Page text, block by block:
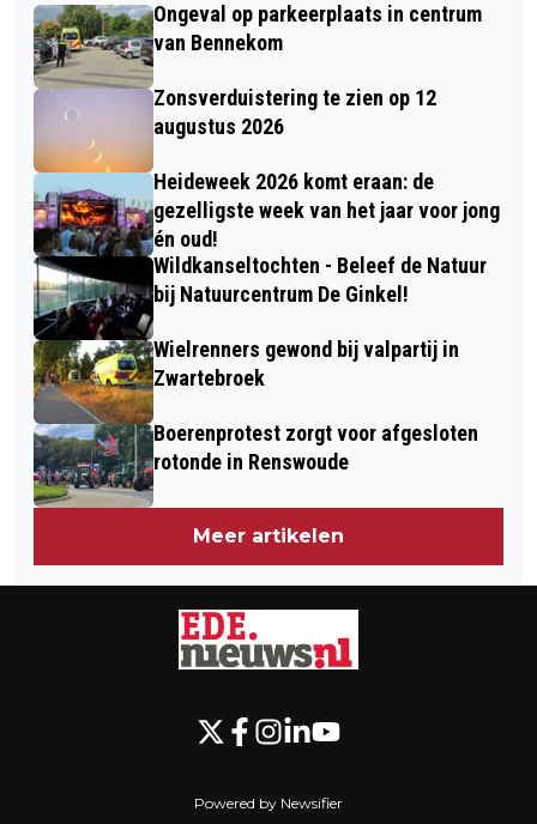
Ongeval op parkeerplaats in centrum
van Bennekom
Zonsverduistering te zien op 12
augustus 2026
Heideweek 2026 komt eraan: de
gezelligste week van het jaar voor jong
én oud!
Wildkanseltochten - Beleef de Natuur
bij Natuurcentrum De Ginkel!
Wielrenners gewond bij valpartij in
Zwartebroek
Boerenprotest zorgt voor afgesloten
rotonde in Renswoude
Meer artikelen
Powered by Newsifier